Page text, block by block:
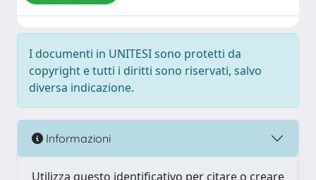
I documenti in UNITESI sono protetti da
copyright e tutti i diritti sono riservati, salvo
diversa indicazione.
Informazioni
Utilizza questo identificativo per citare o creare